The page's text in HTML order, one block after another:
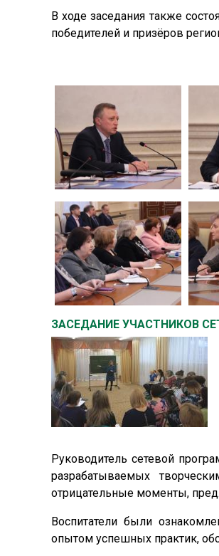
В ходе заседания также
победителей и призёров
ЗАСЕДАНИЕ УЧАСТНИКОВ
Руководитель сетевой
разрабатываемых
отрицательные моменты,
Воспитатели были
опытом успешных практик,